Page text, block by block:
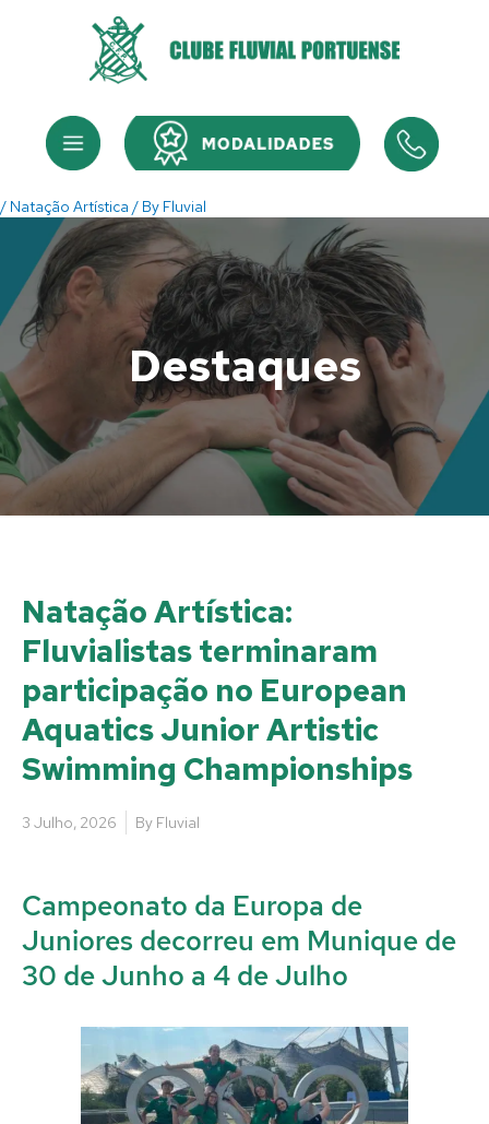
Menu Menu
/ Natação Artística / By Fluvial
Destaques
Natação Artística:
Fluvialistas terminaram
participação no European
Aquatics Junior Artistic
Swimming Championships
3 Julho, 2026 By Fluvial
Campeonato da Europa de
Juniores decorreu em Munique de
30 de Junho a 4 de Julho